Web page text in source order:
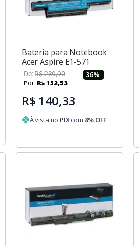
Bateria para Notebook
Acer Aspire E1-571
De:R$239,90 36%
Por: R$152,53
R$ 140,33
À vista no PIXcom 8% OFF